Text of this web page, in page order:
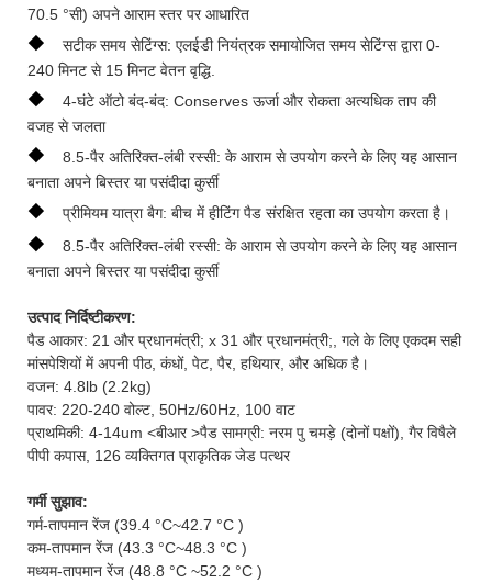
70.5 °सी) अपने आराम स्तर पर आधारित
◆
सटीक समय सेटिंग्स: एलईडी नियंत्रक समायोजित समय सेटिंग्स द्वारा 0-
240 मिनट से 15 मिनट वेतन वृद्धि.
◆
4-घंटे ऑटो बंद-बंद: Conserves ऊर्जा और रोकता अत्यधिक ताप की
वजह से जलता
◆
8.5-पैर अतिरिक्त-लंबी रस्सी: के आराम से उपयोग करने के लिए यह आसान
बनाता अपने बिस्तर या पसंदीदा कुर्सी
◆ प्रीमियम यात्रा बैग: बीच में हीटिंग पैड संरक्षित रहता का उपयोग करता है।
◆
8.5-पैर अतिरिक्त-लंबी रस्सी: के आराम से उपयोग करने के लिए यह आसान
बनाता अपने बिस्तर या पसंदीदा कुर्सी
उत्पाद निर्दिष्टीकरण:
पैड आकार: 21 और प्रधानमंत्री; x 31 और प्रधानमंत्री;, गले के लिए एकदम सही
मांसपेशियों में अपनी पीठ, कंधों, पेट, पैर, हथियार, और अधिक है।
वजन: 4.8lb (2.2kg)
पावर: 220-240 वोल्ट, 50Hz/60Hz, 100 वाट
प्राथमिकी: 4-14um <बीआर >पैड सामग्री: नरम पु चमड़े (दोनों पक्षों), गैर विषैले
पीपी कपास, 126 व्यक्तिगत प्राकृतिक जेड पत्थर
गर्मी सुझाव:
गर्म-तापमान रेंज (39.4 °C~42.7 °C )
कम-तापमान रेंज (43.3 °C~48.3 °C )
मध्यम-तापमान रेंज (48.8 °C ~52.2 °C )